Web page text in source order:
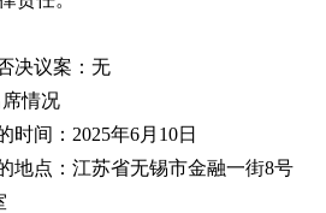
议案：无
情况
间：2025年6月10日
点：江苏省无锡市金融一街8号